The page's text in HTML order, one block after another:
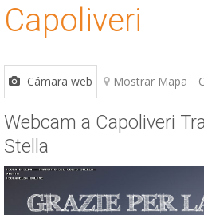
Capoliveri
Cámara web Mostrar Mapa
Webcam a Capoliveri
Stella